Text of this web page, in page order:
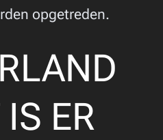
opgetreden.
ER